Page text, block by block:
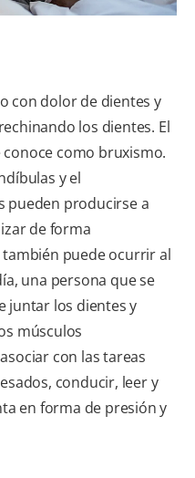
con dolor de dientes y
los dientes. El
como bruxismo.
y el
pueden producirse a
de forma
puede ocurrir al
una persona que se
juntar los dientes y
músculos
con las tareas
conducir, leer y
en forma de presión y